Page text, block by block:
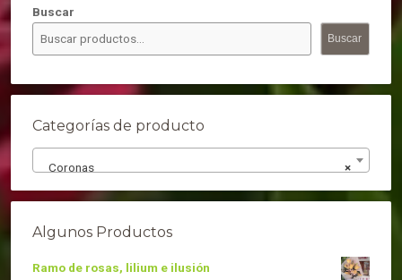
Buscar
Buscar
Categorías de producto
×
Coronas
Algunos Productos
Ramo de rosas, lilium e ilusión